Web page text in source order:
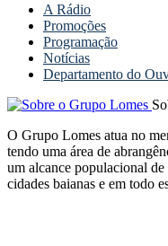
A Rádio
Promoções
Programação
Notícias
Departamento do
O Grupo Lomes atua no
tendo uma área de
um alcance populacional
cidades baianas e em todo